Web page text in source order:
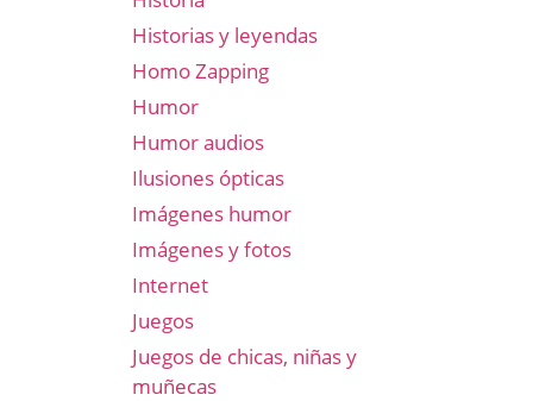
Historias y leyendas
Homo Zapping
Humor
Humor audios
Ilusiones ópticas
Imágenes humor
Imágenes y fotos
Internet
Juegos
Juegos de chicas, niñas y
muñecas